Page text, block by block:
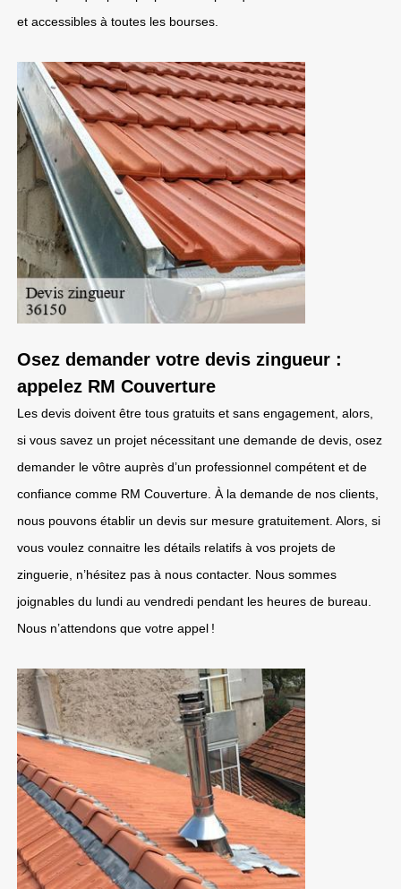
et accessibles à toutes les bourses.
Osez demander votre devis zingueur :
appelez RM Couverture
Les devis doivent être tous gratuits et sans engagement, alors,
si vous savez un projet nécessitant une demande de devis, osez
demander le vôtre auprès d’un professionnel compétent et de
confiance comme RM Couverture. À la demande de nos clients,
nous pouvons établir un devis sur mesure gratuitement. Alors, si
vous voulez connaitre les détails relatifs à vos projets de
zinguerie, n’hésitez pas à nous contacter. Nous sommes
joignables du lundi au vendredi pendant les heures de bureau.
Nous n’attendons que votre appel !